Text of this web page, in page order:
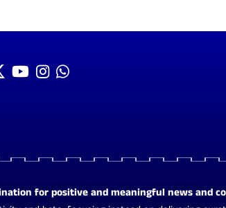
for positive and meaningful news and